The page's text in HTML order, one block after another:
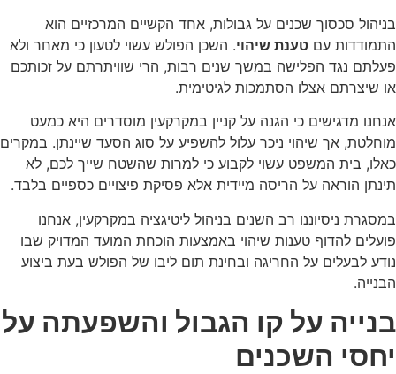
בניהול סכסוך שכנים על גבולות, אחד הקשיים המרכזיים הוא
התמודדות עם טענת שיהוי. השכן הפולש עשוי לטעון כי מאחר ולא
פעלתם נגד הפלישה במשך שנים רבות, הרי שוויתרתם על זכותכם
או שיצרתם אצלו הסתמכות לגיטימית.
אנחנו מדגישים כי הגנה על קניין במקרקעין מוסדרים היא כמעט
מוחלטת, אך שיהוי ניכר עלול להשפיע על סוג הסעד שיינתן. במקרים
כאלו, בית המשפט עשוי לקבוע כי למרות שהשטח שייך לכם, לא
תינתן הוראה על הריסה מיידית אלא פסיקת פיצויים כספיים בלבד.
במסגרת ניסיוננו רב השנים בניהול ליטיגציה במקרקעין, אנחנו
פועלים להדוף טענות שיהוי באמצעות הוכחת המועד המדויק שבו
נודע לבעלים על החריגה ובחינת תום ליבו של הפולש בעת ביצוע
הבנייה.
בנייה על קו הגבול והשפעתה על
יחסי השכנים